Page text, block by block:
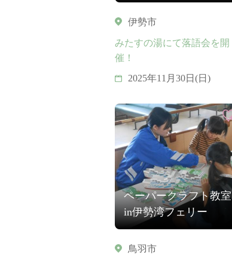
伊勢市
みたすの湯にて落語会を開
催！
2025年11月30日(日)
ペーパークラフト教室
in伊勢湾フェリー
鳥羽市